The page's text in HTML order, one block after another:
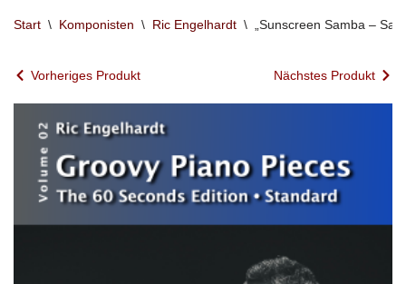
Start \ Komponisten \ Ric Engelhardt \ „Sunscreen Samba –
Vorheriges Produkt Nächstes Produkt